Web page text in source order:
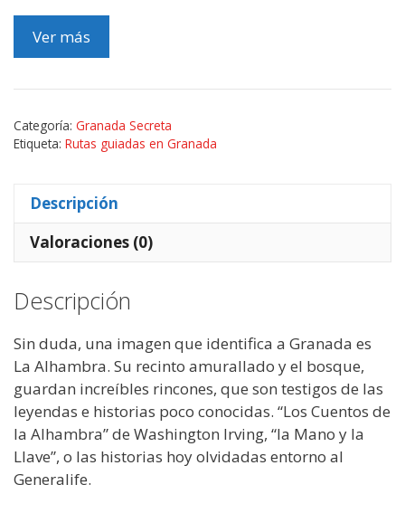
Ver más
Categoría: Granada Secreta
Etiqueta: Rutas guiadas en Granada
Descripción
Valoraciones (0)
Descripción
Sin duda, una imagen que identifica a Granada es
La Alhambra. Su recinto amurallado y el bosque,
guardan increíbles rincones, que son testigos de las
leyendas e historias poco conocidas. “Los Cuentos de
la Alhambra” de Washington Irving, “la Mano y la
Llave”, o las historias hoy olvidadas entorno al
Generalife.